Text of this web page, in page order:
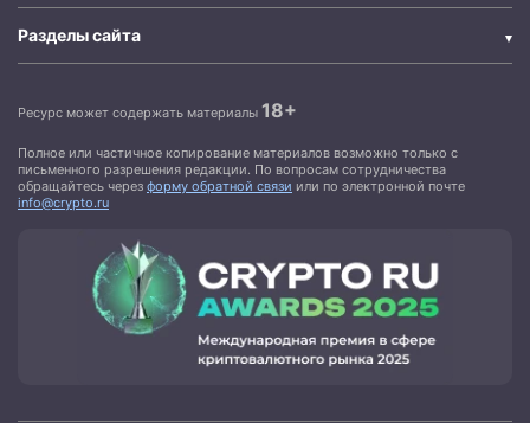
Разделы сайта
Ресурс может содержать материалы 18+
Полное или частичное копирование материалов возможно только с
письменного разрешения редакции. По вопросам сотрудничества
обращайтесь через форму обратной связи или по электронной почте
info@crypto.ru